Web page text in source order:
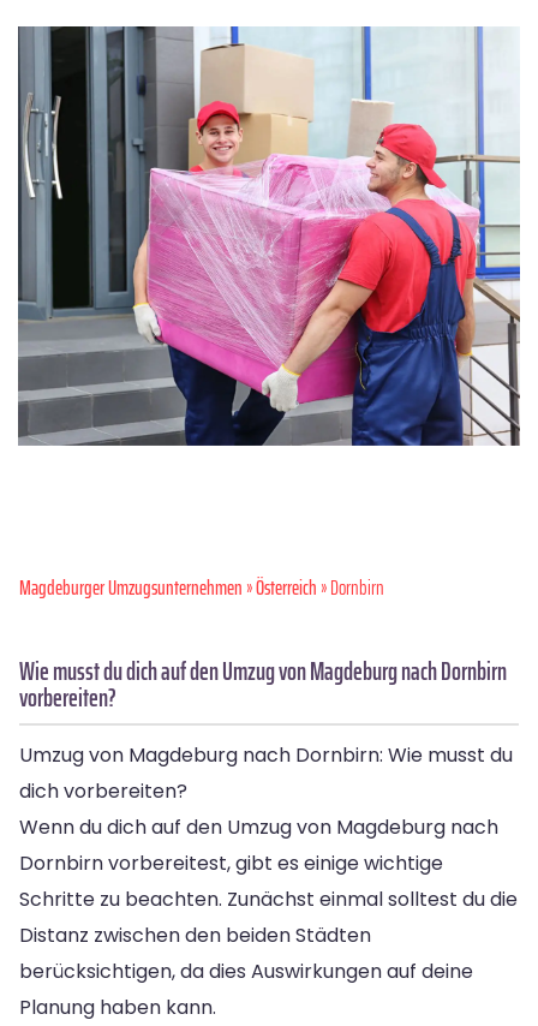
Magdeburger Umzugsunternehmen»Österreich» Dornbirn
Wie musst du dich auf den Umzug von Magdeburg nach Dornbirn
vorbereiten?
Umzug von Magdeburg nach Dornbirn: Wie musst du
dich vorbereiten?
Wenn du dich auf den Umzug von Magdeburg nach
Dornbirn vorbereitest, gibt es einige wichtige
Schritte zu beachten. Zunächst einmal solltest du die
Distanz zwischen den beiden Städten
berücksichtigen, da dies Auswirkungen auf deine
Planung haben kann.